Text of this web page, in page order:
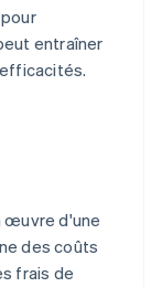
entraîner
œuvre d'une
des coûts
frais de